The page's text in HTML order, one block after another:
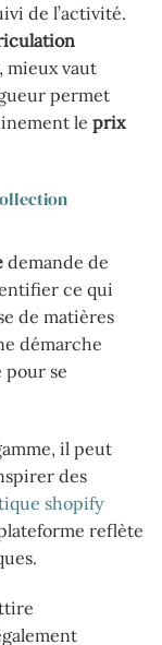
de l’activité.
mieux vaut
permet
le prix
demande de
ce qui
de matières
démarche
pour se
il peut
des
shopify
reflète